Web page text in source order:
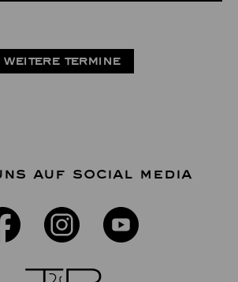
WEITERE TERMINE
AUF SOCIAL MEDIA